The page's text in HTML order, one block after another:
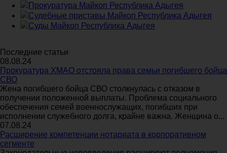
Прокуратура Майкоп Республика Адыгея
Судебные приставы Майкоп Республика Адыгея
Суды Майкоп Республика Адыгея
Последние статьи
08.08.24
Прокуратура ХМАО отстояла права семьи погибшего бойца
СВО
Жена погибшего бойца СВО столкнулась с отказом в
получении положенной выплаты. Проблема социального
обеспечения семей военнослужащих, погибших при
исполнении служебного долга, крайне важна. Женщина о...
07.08.24
Расширение компетенции нотариата в корпоративном
сегменте